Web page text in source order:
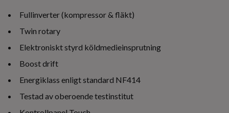
Fullinverter (kompressor & fläkt)
Twin rotary
Elektroniskt styrd köldmedieinsprutning
Boost drift
Energiklass enligt standard NF414
Testad av oberoende testinstitut